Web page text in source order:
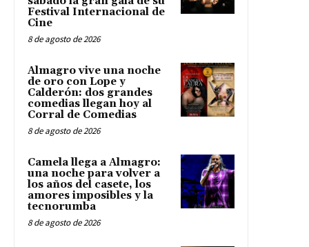
Festival Internacional de
Cine
8 de agosto de 2026
Almagro vive una noche
de oro con Lope y
Calderón: dos grandes
comedias llegan hoy al
Corral de Comedias
8 de agosto de 2026
Camela llega a Almagro:
una noche para volver a
los años del casete, los
amores imposibles y la
tecnorumba
8 de agosto de 2026